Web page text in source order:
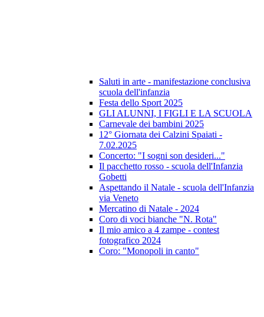
Saluti in arte - manifestazione conclusiva
scuola dell'infanzia
Festa dello Sport 2025
GLI ALUNNI, I FIGLI E LA SCUOLA
Carnevale dei bambini 2025
12° Giornata dei Calzini Spaiati -
7.02.2025
Concerto: "I sogni son desideri..."
Il pacchetto rosso - scuola dell'Infanzia
Gobetti
Aspettando il Natale - scuola dell'Infanzia
via Veneto
Mercatino di Natale - 2024
Coro di voci bianche "N. Rota"
Il mio amico a 4 zampe - contest
fotografico 2024
Coro: "Monopoli in canto"